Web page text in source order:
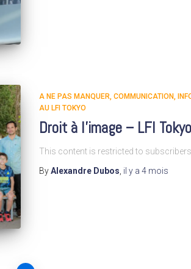
A NE PAS MANQUER COMMUNICATION
AU LFI TOKYO
Droit à l’image – LFI Tokyo
This content is restricted to subscribers
ByAlexandre Dubos il y a 4 mois